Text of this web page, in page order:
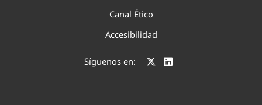
Canal Ético
Accesibilidad
Síguenos en: